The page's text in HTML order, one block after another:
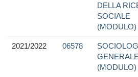
DELLA
SOCIALE
(MODULO)
2021/2022 06578
(MODULO)